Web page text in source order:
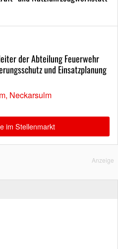
der Abteilung Feuerwehr
und Einsatzplanung
Neckarsulm
im Stellenmarkt
Anzeige